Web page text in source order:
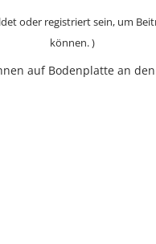
oder registriert sein, um
können. )
auf Bodenplatte an